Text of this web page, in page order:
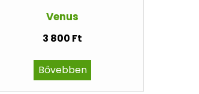
Venus
3 800 Ft
Bővebben